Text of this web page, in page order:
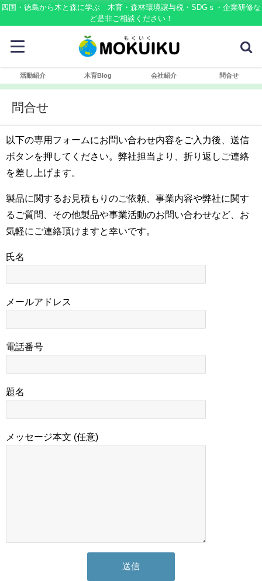
四国・徳島から木と森に学ぶ 木育・森林環境譲与税・SDGｓ・企業研修な
ど是非ご相談ください！
活動紹介 木育Blog 会社紹介 問合せ
問合せ
以下の専用フォームにお問い合わせ内容をご入力後、送信
ボタンを押してください。弊社担当より、折り返しご連絡
を差し上げます。
製品に関するお見積もりのご依頼、事業内容や弊社に関す
るご質問、その他製品や事業活動のお問い合わせなど、お
気軽にご連絡頂けますと幸いです。
氏名
メールアドレス
電話番号
題名
メッセージ本文 (任意)